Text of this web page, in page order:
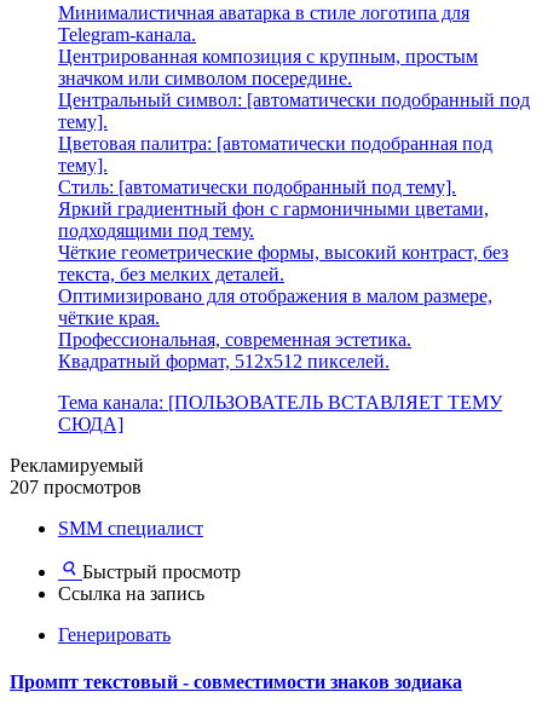
Минималистичная аватарка в стиле логотипа для
Telegram-канала.
Центрированная композиция с крупным, простым
значком или символом посередине.
Центральный символ: [автоматически подобранный под
тему].
Цветовая палитра: [автоматически подобранная под
тему].
Стиль: [автоматически подобранный под тему].
Яркий градиентный фон с гармоничными цветами,
подходящими под тему.
Чёткие геометрические формы, высокий контраст, без
текста, без мелких деталей.
Оптимизировано для отображения в малом размере,
чёткие края.
Профессиональная, современная эстетика.
Квадратный формат, 512x512 пикселей.
Тема канала: [ПОЛЬЗОВАТЕЛЬ ВСТАВЛЯЕТ ТЕМУ
СЮДА]
Рекламируемый
207 просмотров
SMM специалист
Быстрый просмотр
Ссылка на запись
Генерировать
Промпт текстовый - совместимости знаков зодиака